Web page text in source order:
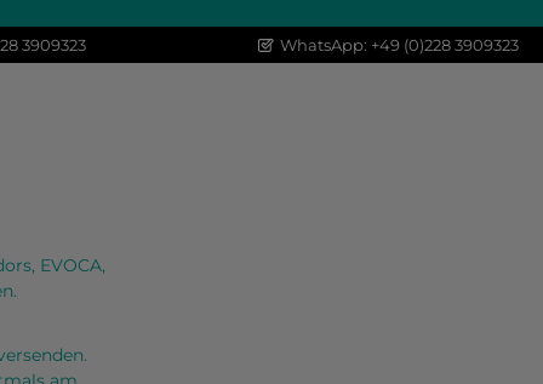
3909323 WhatsApp: +49 (0)228 3909323
EVOCA,